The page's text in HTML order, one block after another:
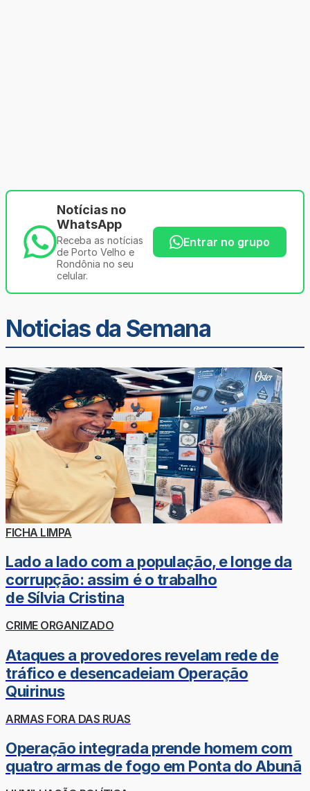
Notícias no
WhatsApp
Receba as notícias
de Porto Velho e
Rondônia no seu
celular.
Entrar no grupo
Noticias da Semana
FICHA LIMPA
Lado a lado com a população, e longe da
corrupção: assim é o trabalho
de Sílvia Cristina
CRIME ORGANIZADO
Ataques a provedores revelam rede de
tráfico e desencadeiam Operação
Quirinus
ARMAS FORA DAS RUAS
Operação integrada prende homem com
quatro armas de fogo em Ponta do Abunã